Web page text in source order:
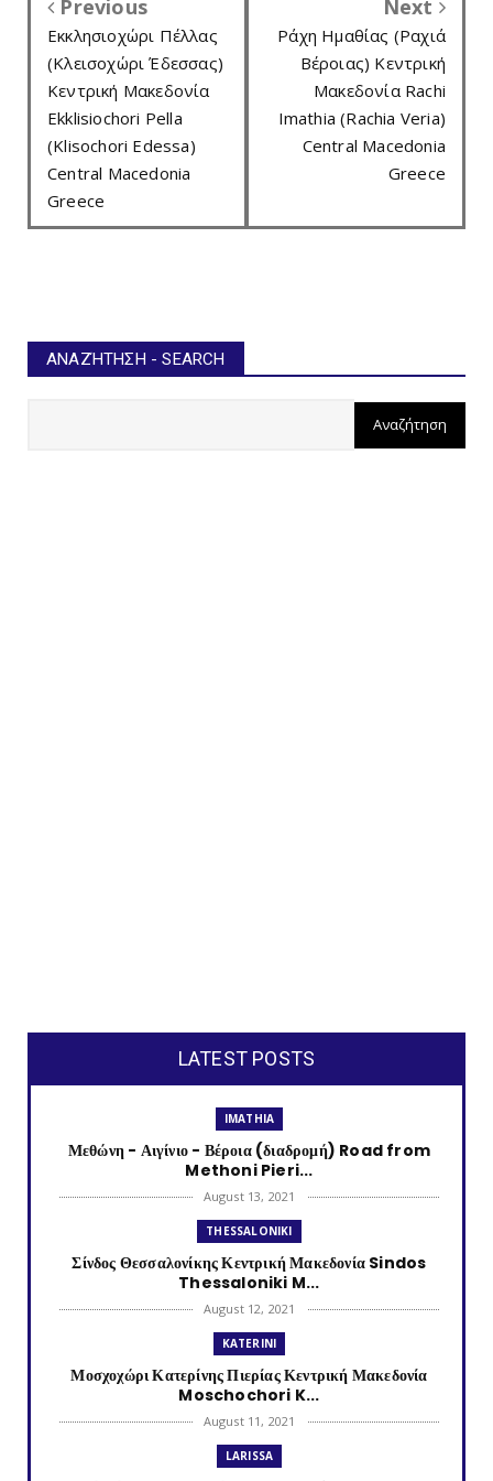
Previous
Εκκλησιοχώρι Πέλλας
(Κλεισοχώρι Έδεσσας)
Κεντρική Μακεδονία
Ekklisiochori Pella
(Klisochori Edessa)
Central Macedonia
Greece
Next
Ράχη Ημαθίας (Ραχιά
Βέροιας) Κεντρική
Μακεδονία Rachi
Imathia (Rachia Veria)
Central Macedonia
Greece
ΑΝΑΖΉΤΗΣΗ - SEARCH
LATEST POSTS
IMATHIA
Μεθώνη - Αιγίνιο - Βέροια (διαδρομή) Road from
Methoni Pieri...
August 13, 2021
THESSALONIKI
Σίνδος Θεσσαλονίκης Κεντρική Μακεδονία Sindos
Thessaloniki M...
August 12, 2021
KATERINI
Μοσχοχώρι Κατερίνης Πιερίας Κεντρική Μακεδονία
Moschochori K...
August 11, 2021
LARISSA